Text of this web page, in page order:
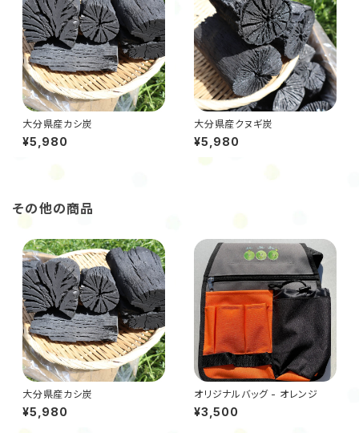
大分県産カシ炭
¥5,980
大分県産クヌギ炭
¥5,980
その他の商品
大分県産カシ炭
¥5,980
オリジナルバッグ - オレンジ
¥3,500